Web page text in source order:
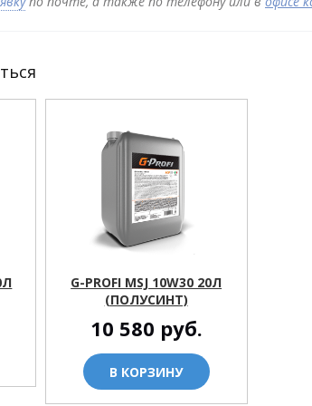
G-PROFI MSJ 10W30 20Л
(ПОЛУСИНТ)
10 580 руб.
В КОРЗИНУ